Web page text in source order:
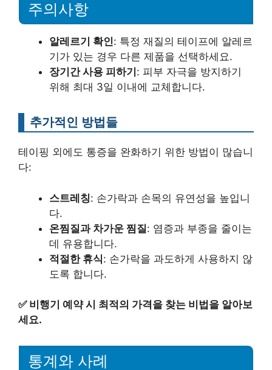
주의사항
알레르기 확인: 특정 재질의 테이프에 알레르
기가 있는 경우 다른 제품을 선택하세요.
장기간 사용 피하기 : 피부 자극을 방지하기
위해 최대 3일 이내에 교체합니다.
추가적인 방법들
테이핑 외에도 통증을 완화하기 위한 방법이 많습니
다:
스트레칭: 손가락과 손목의 유연성을 높입니
다.
온찜질과 차가운 찜질: 염증과 부종을 줄이는
데 유용합니다.
적절한 휴식: 손가락을 과도하게 사용하지 않
도록 합니다.
✅ 비행기 예약 시 최적의 가격을 찾는 비법을 알아보
세요.
통계와 사례